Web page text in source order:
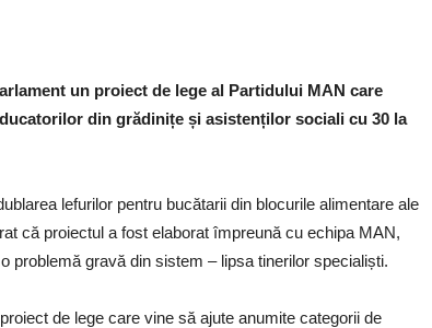
un proiect de lege al Partidului MAN care
din grădinițe și asistenților sociali cu 30 la
lefurilor pentru bucătarii din blocurile alimentare ale
că proiectul a fost elaborat împreună cu echipa MAN,
problemă gravă din sistem – lipsa tinerilor specialiști.
de lege care vine să ajute anumite categorii de